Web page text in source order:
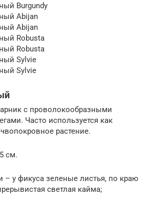
Burgundy
Abijan
Abijan
Robusta
Robusta
Sylvie
Sylvie
с проволокообразными
Часто используется как
растение.
см.
– у фикуса зеленые листья, по краю
светлая кайма;